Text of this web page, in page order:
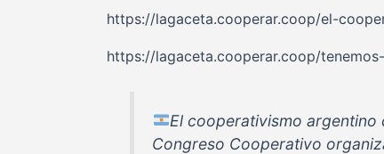
https://lagaceta.cooperar.coop/el-
https://lagaceta.cooperar.coop/
El cooperativismo
Congreso Cooperativo